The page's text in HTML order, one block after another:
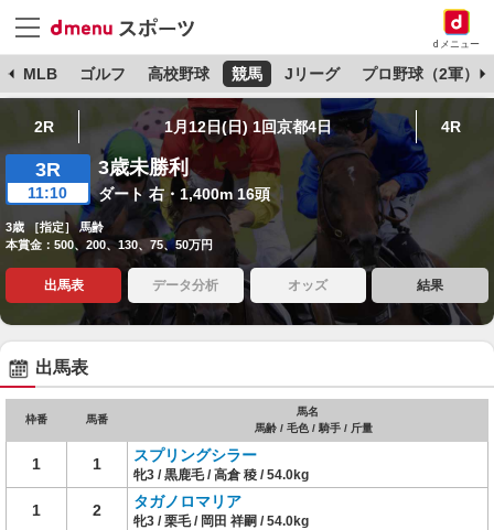
dメニュー
MLB ゴルフ 高校野球 競馬 Jリーグ プロ野球（2軍）
2R 1月12日(日) 1回京都4日 4R
3R
11:10
3歳未勝利
ダート 右・1,400m 16頭
3歳 ［指定］ 馬齢
本賞金：500、200、130、75、50万円
出馬表 データ分析 オッズ 結果
出馬表
枠番 馬番
馬名
馬齢 / 毛色 / 騎手 / 斤量
1 1 スプリングシラー
牝3 / 黒鹿毛 / 高倉 稜 / 54.0kg
1 2 タガノロマリア
牝3 / 栗毛 / 岡田 祥嗣 / 54.0kg